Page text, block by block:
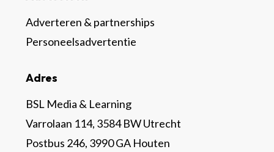
Adres
BSL Media & Learning
Varrolaan 114, 3584 BW Utrecht
Postbus 246, 3990 GA Houten
Adverteren & partnerships
Personeelsadvertentie